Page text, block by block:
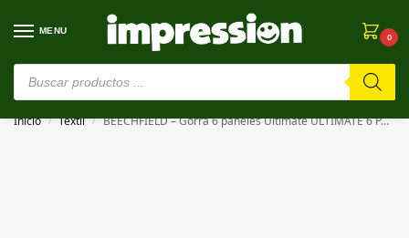
MENU
0
⚠️ Estamos en pruebas. Si algo falla, ¡Perdón!⚠️
Inicio / Textil / BEECHFIELD – Gorra 6 paneles Ultimate ULTIMATE 6 PANEL CAP